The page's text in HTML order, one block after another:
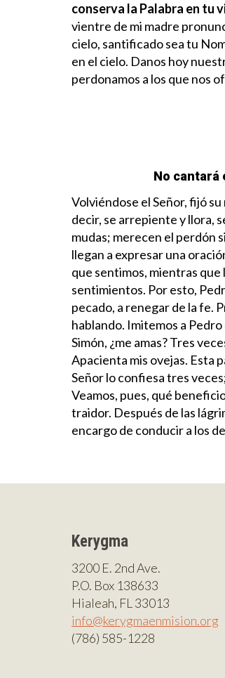
conserva la Palabra en tu
vientre de mi madre
cielo, santificado sea tu
en el cielo. Danos hoy
perdonamos a los que nos
No cantará
Volviéndose el Señor, fijó
decir, se arrepiente y llora,
mudas; merecen el perdón
llegan a expresar una
que sentimos, mientras
sentimientos. Por esto,
pecado, a renegar de la fe.
hablando. Imitemos a
Simón, ¿me amas? Tres
Apacienta mis ovejas. Esta
Señor lo confiesa tres
Veamos, pues, qué
traidor. Después de las
encargo de conducir a los
Kerygma
3200 E. 2nd Ave.
P.O. Box 138633
Hialeah, FL 33013
info@kerygmaenmision.org
(786) 585-1228